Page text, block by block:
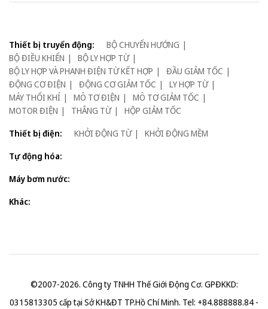
Thiết bị truyển động:
BỘ CHUYỂN HƯỚNG
BỘ ĐIỀU KHIỂN
BỘ LY HỢP TỪ
BỘ LY HỢP VÀ PHANH ĐIỆN TỪ KẾT HỢP
ĐẦU GIẢM TỐC
ĐỘNG CƠ ĐIỆN
ĐỘNG CƠ GIẢM TỐC
LY HỢP TỪ
MÁY THỔI KHÍ
MÔ TƠ ĐIỆN
MÔ TƠ GIẢM TỐC
MOTOR ĐIỆN
THẮNG TỪ
HỘP GIẢM TỐC
Thiết bị điện:
KHỞI ĐỘNG TỪ
KHỞI ĐỘNG MỀM
Tự động hóa:
Máy bơm nước:
Khác:
©2007-2026. Công ty TNHH Thế Giới Động Cơ. GPĐKKD:
0315813305 cấp tại Sở KH&ĐT TP.Hồ Chí Minh. Tel: +84.888888.84 -